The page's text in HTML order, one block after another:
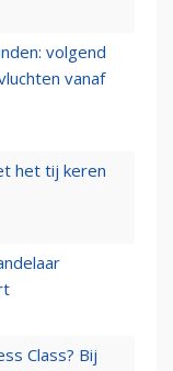
volgend
vanaf
het tij keren
Class? Bij